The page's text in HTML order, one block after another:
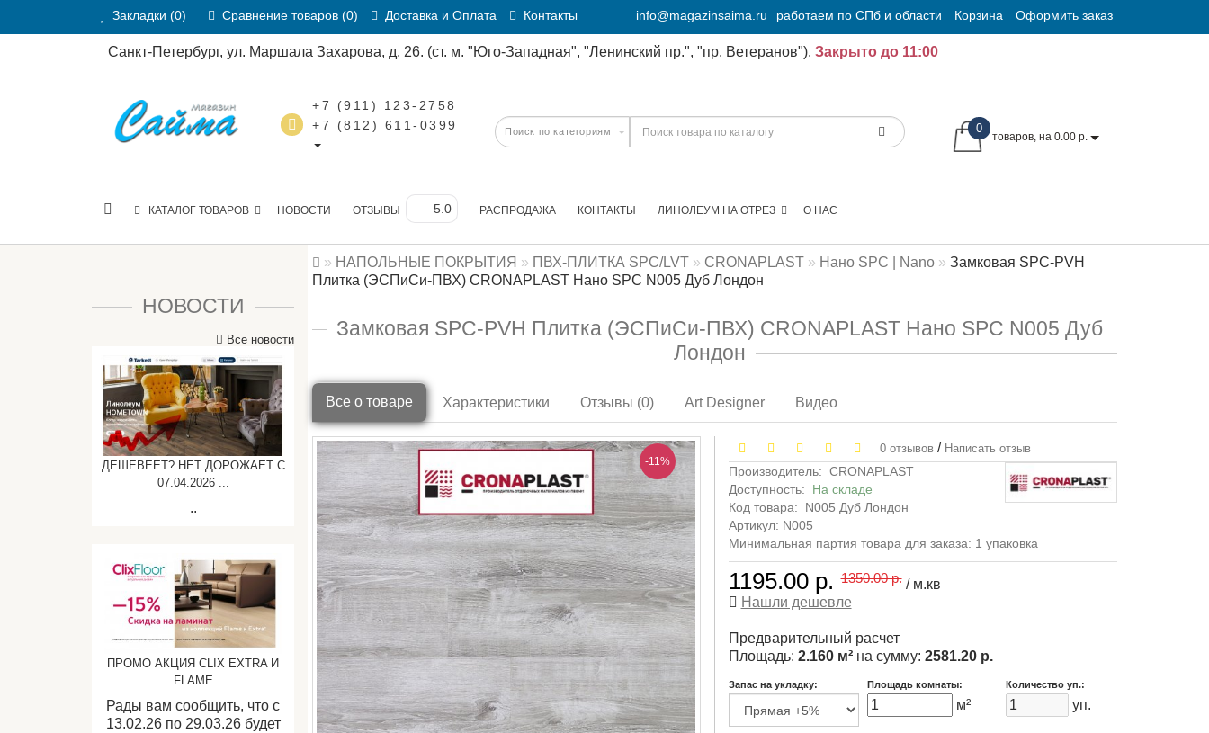
Закладки (0) Сравнение товаров (0) Доставка и Оплата Контакты info@magazinsaima.ru работаем по СПб и области Корзина Оформить заказ
Санкт-Петербург, ул. Маршала Захарова, д. 26. (ст. м. "Юго-Западная", "Ленинский пр.", "пр. Ветеранов"). Закрыто до 11:00
+7 (911) 123-2758
+7 (812) 611-0399
0
товаров, на 0.00 р.
КАТАЛОГ ТОВАРОВ НОВОСТИ ОТЗЫВЫ РАСПРОДАЖА КОНТАКТЫ О НАС
ЛИНОЛЕУМ НА ОТРЕЗ
НОВОСТИ
Все новости
ДЕШЕВЕЕТ? НЕТ ДОРОЖАЕТ C
07.04.2026 ...
..
ПРОМО АКЦИЯ CLIX EXTRA И
FLAME
Рады вам сообщить, что с
13.02.26 по 29.03.26 будет
НАПОЛЬНЫЕ ПОКРЫТИЯ ПВХ-ПЛИТКА SPC/LVT CRONAPLAST Нано SPC | Nano
Замковая SPC-PVH
Плитка (ЭСПиСи-ПВХ) CRONAPLAST Нано SPC N005 Дуб Лондон
Замковая SPC-PVH Плитка (ЭСПиСи-ПВХ) CRONAPLAST Нано SPC N005 Дуб
Лондон
Все о товаре Характеристики Отзывы (0) Art Designer Видео
-11%
0 отзывов / Написать отзыв
Производитель: CRONAPLAST
Доступность: На складе
Код товара:
N005 Дуб Лондон
Артикул: N005
Минимальная партия товара для заказа: 1 упаковка
1195.00 р. 1350.00 р./ м.кв
Нашли дешевле
Предварительный расчет
Площадь: 2.160 м²на сумму: 2581.20 р.
Запас на укладку: Площадь комнаты:
м²
Количество уп.:
уп.